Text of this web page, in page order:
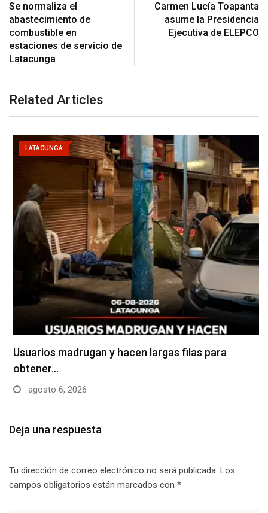
Se normaliza el
abastecimiento de
combustible en
estaciones de servicio de
Latacunga
Carmen Lucía Toapanta
asume la Presidencia
Ejecutiva de ELEPCO
Related Articles
LATACUNGA
Usuarios madrugan y hacen largas filas para
obtener…
agosto 6, 2026
Deja una respuesta
Tu dirección de correo electrónico no será publicada. Los
campos obligatorios están marcados con *